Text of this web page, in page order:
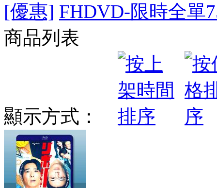
[優惠] FHDVD-限時全單
商品列表
顯示方式：